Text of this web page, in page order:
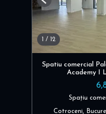
/ 12
Previous
Spatiu comercial
Academy I
Spațiu
Cotroceni,